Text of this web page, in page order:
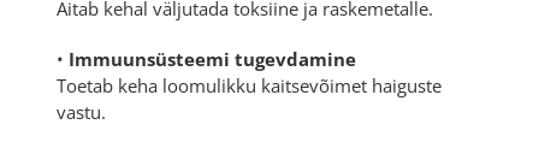
Aitab kehal väljutada toksiine ja raskemetalle.
• Immuunsüsteemi tugevdamine
Toetab keha loomulikku kaitsevõimet haiguste
vastu.